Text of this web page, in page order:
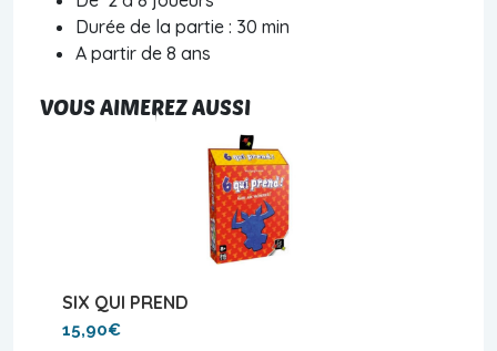
Durée de la partie : 30 min
A partir de 8 ans
VOUS AIMEREZ AUSSI
SIX QUI PREND
15,90€